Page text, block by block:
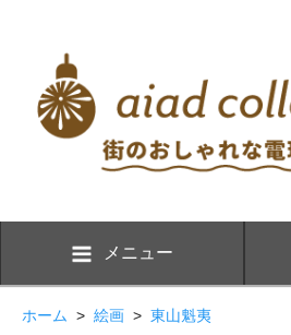
メニュー
ホーム > 絵画 > 東山魁夷